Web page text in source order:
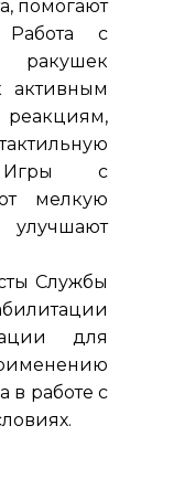
помогают
Работа с
активным
Игры с
мелкую
Службы
для
в работе с